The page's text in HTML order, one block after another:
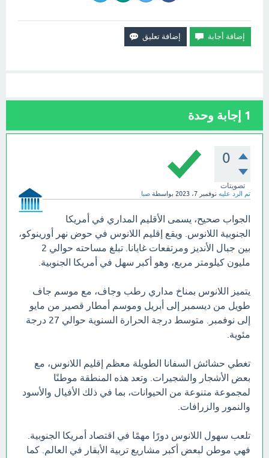
1 إجابة وحدة
0
تصويتات
تم الرد عليه نوفمبر 7، 2023 بواسطة صبا
الجواب صحيح، يسمى الأقليم المداري في أمريكا
الجنوبية اللانوس. ويقع إقليم اللانوس في حوض نهر أورينوكو،
بين جبال الأنديز ومرتفعات غايانا. تبلغ مساحته حوالي 2
مليون كيلومتر مربع، وهو أكبر سهل في أمريكا الجنوبية.
يتميز اللانوس بمناخ مداري رطب وجاف، مع موسم جاف
طويل من ديسمبر إلى أبريل وموسم أمطار قصير من مايو
إلى نوفمبر. متوسط درجة الحرارة السنوية حوالي 27 درجة
مئوية.
تغطي حشائش السفانا الطويلة معظم إقليم اللانوس، مع
بعض الأشجار والشجيرات. وتعد هذه المنطقة موطنًا
لمجموعة متنوعة من الحيوانات، بما في ذلك الأفيال والأسود
والنمور والزرافات.
تلعب سهول اللانوس دورًا مهمًا في اقتصاد أمريكا الجنوبية.
فهي موطن لبعض أكبر مشاريع تربية الأبقار في العالم. كما